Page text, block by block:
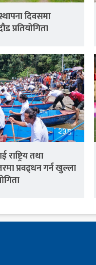
दिवसमा
प्रतियोगिता
तथा
प्रवद्र्धन गर्न खुल्ला